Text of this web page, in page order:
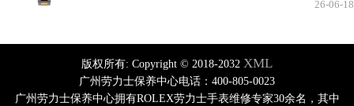
26-06-18
版权所有: Copyright © 2018-2032 XML
广州劳力士保养中心电话：400-805-0023
广州劳力士保养中心拥有ROLEX劳力士手表维修专家30余名，其中